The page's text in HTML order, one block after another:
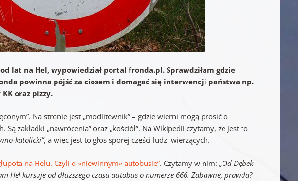
lat na Hel, wypowiedział portal fronda.pl. Sprawdziłam gdzie
powinna pójść za ciosem i domagać się interwencji państwa np.
oraz pizzy.
Na stronie jest „modlitewnik” – gdzie wierni mogą prosić o
zakładki „nawrócenia” oraz „kościół”. Na Wikipedii czytamy, że jest to
katolicki”, a więc jest to głos sporej części ludzi wierzących.
na Helu. Czyli o »niewinnym« autobusie”. Czytamy w nim:„Od Dębek
Hel kursuje od dłuższego czasu autobus o numerze 666. Zabawne, prawda?